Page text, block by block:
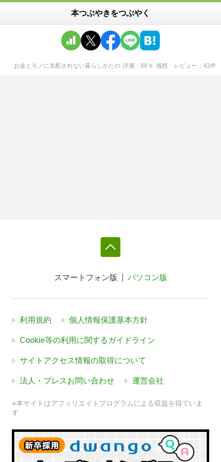
本つぶやきをつぶやく
お金とモノに支配されない暮らしかたの 評価 88 ％ 感想・レビュー 43件
スマートフォン版 パソコン版
利用規約 個人情報保護基本方針
Cookie等の利用に関するガイドライン
サイトアクセス情報の取得について
法人・プレスお問い合わせ 運営会社
※本サイトはアフィリエイトプログラムによる収益を得ていま
す